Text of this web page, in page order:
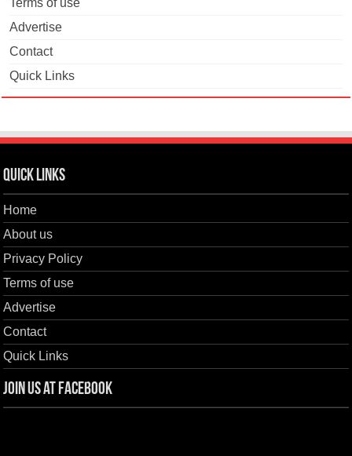
Advertise
Contact
Quick Links
Quick Links
Home
About us
Privacy Policy
Terms of use
Advertise
Contact
Quick Links
Join us at Facebook